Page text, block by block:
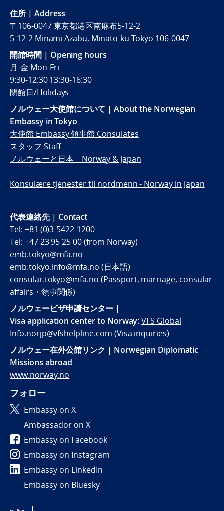
住所 | Address
〒106-0047 東京都港区南麻布5-12-2
5-12-2 Minami Azabu, Minato-ku Tokyo 106-0047
開館時間 | Opening hours
月-金 Mon-Fri
9:30-12:30 13:30-16:30
閉館日/Holidays
ノルウェー大使館について | About the Norwegian
Embassy in Tokyo
大使館 Embassy 領事館 Consulates
スタッフ Staff
ノルウェーと日本 Norway & Japan
Konsulære tjenester til nordmenn - Norway in Japan
代表連絡先 | Contact
Tel: +81 (0)3-5422-1200
Tel: +47 23 95 25 00 (from Norway)
emb.tokyo@mfa.no
emb.tokyo.info@mfa.no (日本語)
consular.tokyo@mfa.no (Passport, marriage, consular
affairs・領事関係)
ノルウェービザ申請センター |
Visa application center to Norway:VFS Global
Info.norjp@vfshelpline.com (Visa inquiries)
ノルウェー在外公館リンク | Norwegian Diplomatic
Missions abroad
www.norway.no
フォロー
Embassy on X
Ambassador on X
Embassy on Facebook
Embassy on Instagram
Embassy on LinkedIn
Embassy on Bluesky